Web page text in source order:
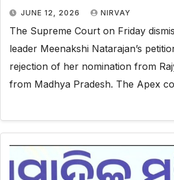
JUNE 12, 2026 NIRVAY
The Supreme Court on Friday
leader Meenakshi Natarajan’s
rejection of her nomination from
from Madhya Pradesh. The Apex